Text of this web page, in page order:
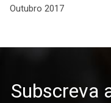
Outubro 2017
Subscreva